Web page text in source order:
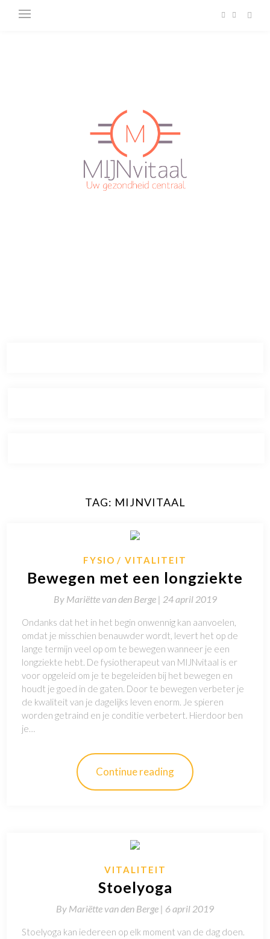
TAG: MIJNVITAAL
FYSIO VITALITEIT
Bewegen met een longziekte
By Mariëtte van den Berge | 24 april 2019
Ondanks dat het in het begin onwennig kan aanvoelen,
omdat je misschien benauwder wordt, levert het op de
lange termijn veel op om te bewegen wanneer je een
longziekte hebt. De fysiotherapeut van MIJNvitaal is er
voor opgeleid om je te begeleiden bij het bewegen en
houdt je goed in de gaten. Door te bewegen verbeter je
de kwaliteit van je dagelijks leven enorm. Je spieren
worden getraind en je conditie verbetert. Hierdoor ben
je…
Continue reading
VITALITEIT
Stoelyoga
By Mariëtte van den Berge | 6 april 2019
Stoelyoga kan iedereen op elk moment van de dag doen.